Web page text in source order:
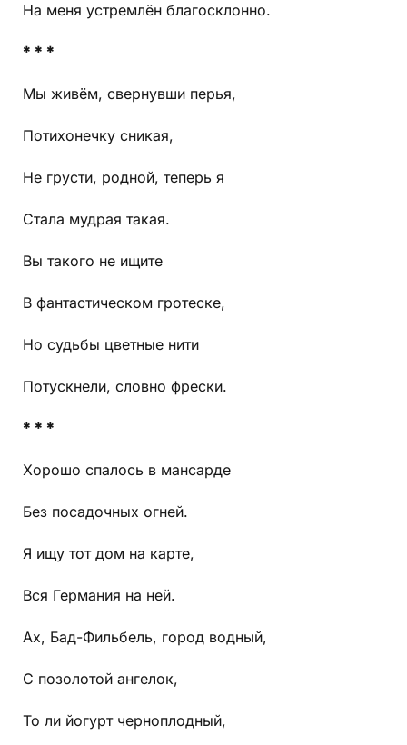
На меня устремлён благосклонно.
* * *
Мы живём, свернувши перья,
Потихонечку сникая,
Не грусти, родной, теперь я
Стала мудрая такая.
Вы такого не ищите
В фантастическом гротеске,
Но судьбы цветные нити
Потускнели, словно фрески.
* * *
Хорошо спалось в мансарде
Без посадочных огней.
Я ищу тот дом на карте,
Вся Германия на ней.
Ах, Бад-Фильбель, город водный,
С позолотой ангелок,
То ли йогурт черноплодный,